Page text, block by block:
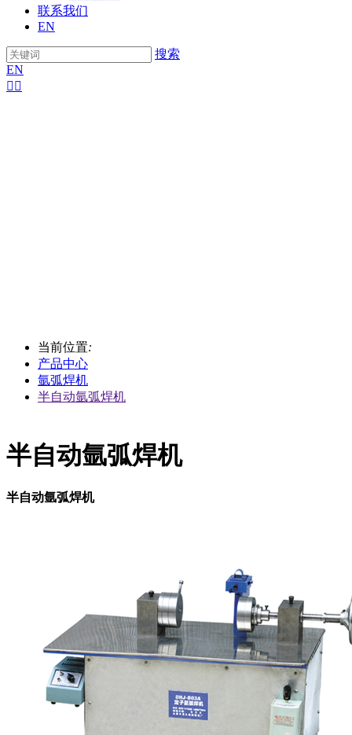
联系我们
EN
搜索
EN
 
当前位置:
产品中心
氩弧焊机
半自动氩弧焊机
半自动氩弧焊机
半自动氩弧焊机